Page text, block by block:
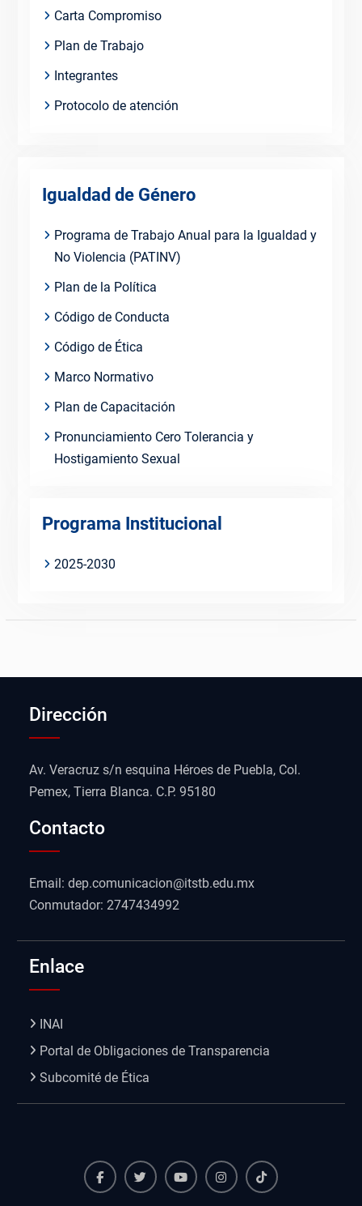
Carta Compromiso
Plan de Trabajo
Integrantes
Protocolo de atención
Igualdad de Género
Programa de Trabajo Anual para la Igualdad y
No Violencia (PATINV)
Plan de la Política
Código de Conducta
Código de Ética
Marco Normativo
Plan de Capacitación
Pronunciamiento Cero Tolerancia y
Hostigamiento Sexual
Programa Institucional
2025-2030
Dirección
Av. Veracruz s/n esquina Héroes de Puebla, Col.
Pemex, Tierra Blanca. C.P. 95180
Contacto
Email: dep.comunicacion@itstb.edu.mx
Conmutador: 2747434992
Enlace
INAI
Portal de Obligaciones de Transparencia
Subcomité de Ética